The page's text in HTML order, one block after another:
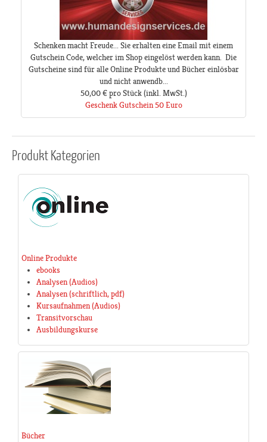
Schenken macht Freude... Sie erhalten eine Email mit einem
Gutschein Code, welcher im Shop eingelöst werden kann. Die
Gutscheine sind für alle Online Produkte und Bücher einlösbar
und nicht anwendb...
50,00 € pro Stück(inkl. MwSt.)
Geschenk Gutschein 50 Euro
ProduktKategorien
Online Produkte
ebooks
Analysen (Audios)
Analysen (schriftlich, pdf)
Kursaufnahmen (Audios)
Transitvorschau
Ausbildungskurse
Bücher